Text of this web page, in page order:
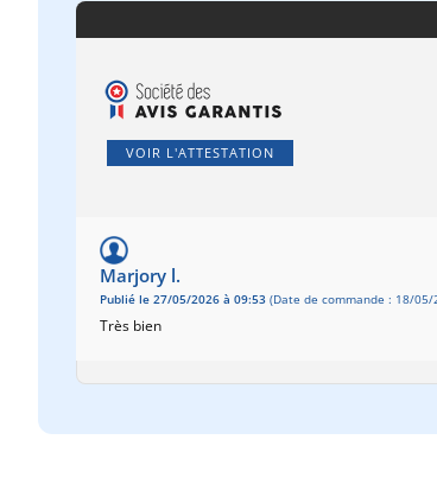
VOIR L'ATTESTATION
Marjory l.
Publié le 27/05/2026 à 09:53 (Date de commande : 18/05/
Très bien